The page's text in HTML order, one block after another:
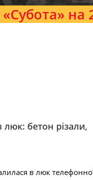
на
бетон різали,
в люк